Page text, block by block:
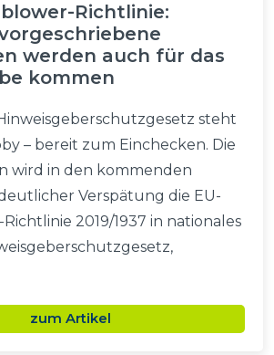
Richtlinie:
werden auch für das
kommen
steht
– bereit zum Einchecken. Die
wird in den kommenden
Verspätung die EU-
2019/1937 in nationales
zum Artikel